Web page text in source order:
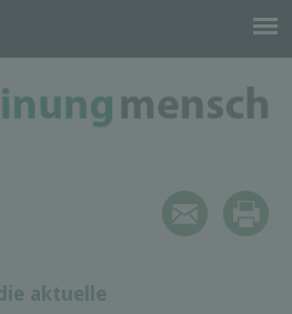
aktuelle